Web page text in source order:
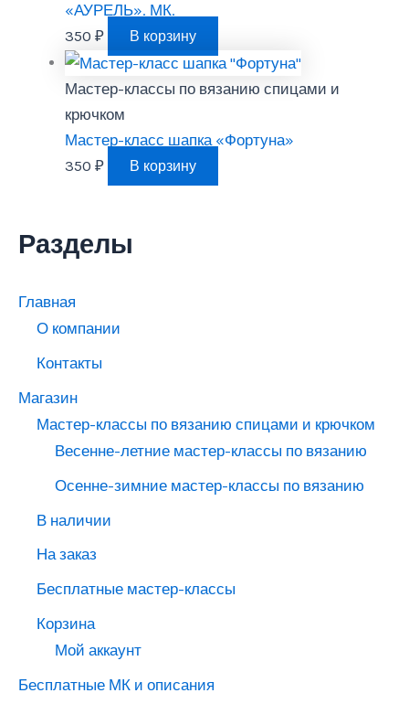
«АУРЕЛЬ». МК.
350 ₽ В корзину
Мастер-классы по вязанию спицами и
крючком
Мастер-класс шапка «Фортуна»
350 ₽ В корзину
Разделы
Главная
О компании
Контакты
Магазин
Мастер-классы по вязанию спицами и крючком
Весенне-летние мастер-классы по вязанию
Осенне-зимние мастер-классы по вязанию
В наличии
На заказ
Бесплатные мастер-классы
Корзина
Мой аккаунт
Бесплатные МК и описания